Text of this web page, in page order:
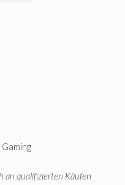
an qualifizierten Käufen